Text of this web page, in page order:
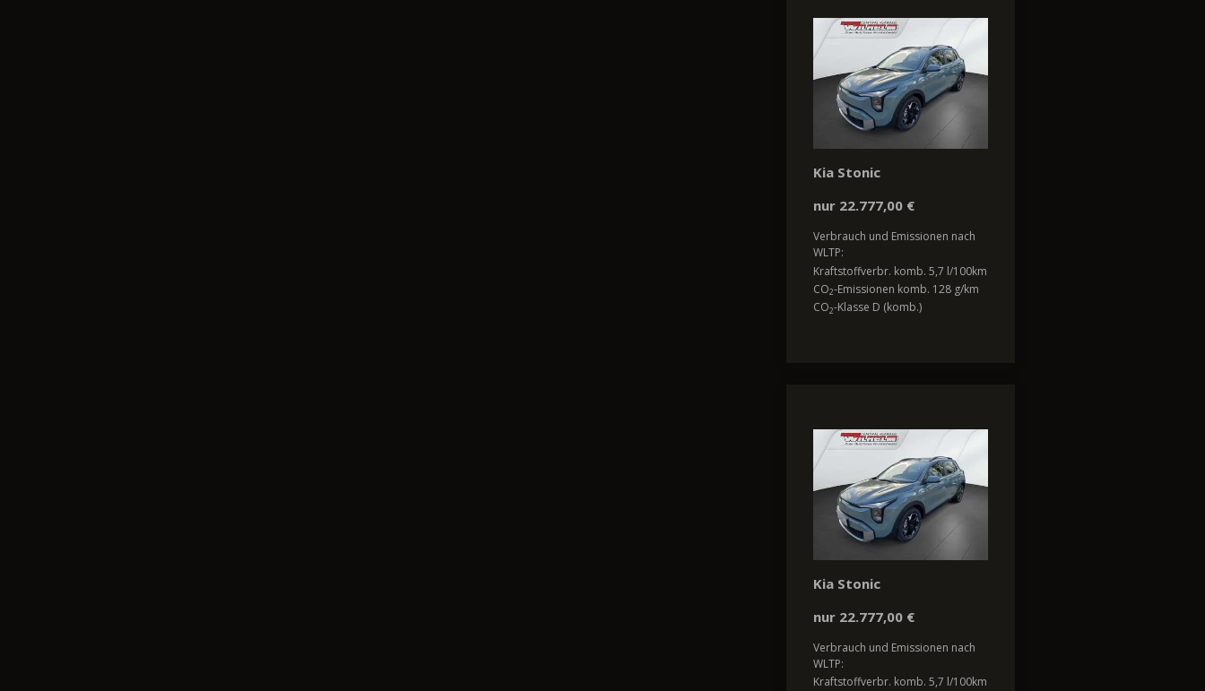
Kia Stonic
nur 22.777,00 €
Verbrauch und Emissionen nach
WLTP:
Kraftstoffverbr. komb. 5,7 l/100km
CO2-Emissionen komb. 128 g/km
CO2-Klasse D (komb.)
Kia Stonic
nur 22.777,00 €
Verbrauch und Emissionen nach
WLTP:
Kraftstoffverbr. komb. 5,7 l/100km